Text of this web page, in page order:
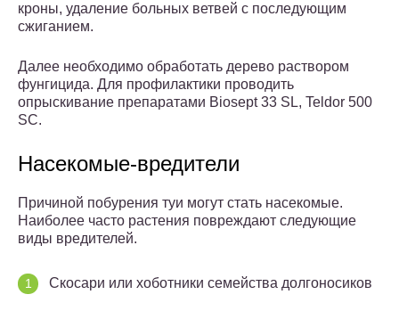
кроны, удаление больных ветвей с последующим
сжиганием.
Далее необходимо обработать дерево раствором
фунгицида. Для профилактики проводить
опрыскивание препаратами Biosept 33 SL, Teldor 500
SC.
Насекомые-вредители
Причиной побурения туи могут стать насекомые.
Наиболее часто растения повреждают следующие
виды вредителей.
Скосари или хоботники семейства долгоносиков